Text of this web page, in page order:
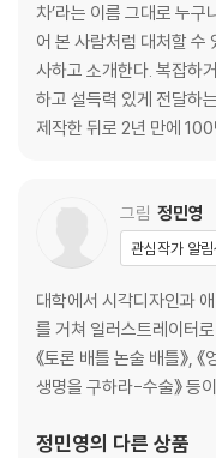
3장 동물
개 공격 대처 방법
야생 멧돼지 공격 대처 방법
귓속에 바퀴벌레가 들어갔
해파리 쏘임 대처 방법
4장 자연재해와 재난
백두산 폭발 시 생존 방법 1
백두산 폭발 시 생존 방법 2
지진 대처 방법
싱크홀에 빠졌을 시 생존 방법
도로 침수 대처 방법
차’라는 이름 그대로 누구
어 본 사람처럼 대처할 수
사하고 소개한다. 복잡하
하고 설득력 있게 전달하
제작한 뒤로 2년 만에
그림 정민영
관심작가 알림
대학에서 시각디자인과
를 거쳐 일러스트레이터
《토론 배틀 논술 배틀》,
생명을 구하라-수술》 등
정민영의 다른 상품